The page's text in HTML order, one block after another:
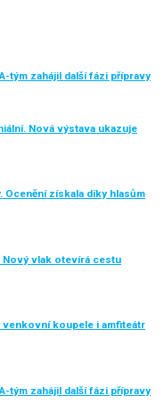
tým zahájil další fázi přípravy
Nová výstava ukazuje
Ocenění získala díky hlasům
Nový vlak otevírá cestu
koupele i amfiteátr
tým zahájil další fázi přípravy